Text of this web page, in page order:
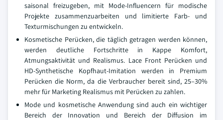
saisonal freizugeben, mit Mode-Influencern für modische
Projekte zusammenzuarbeiten und limitierte Farb- und
Texturmischungen zu entwickeln.
Kosmetische Perücken, die täglich getragen werden können,
werden deutliche Fortschritte in Kappe Komfort,
Atmungsaktivität und Realismus. Lace Front Perücken und
HD-Synthetische Kopfhaut-Imitation werden in Premium
Perücken die Norm, da die Verbraucher bereit sind, 25–30%
mehr für Marketing Realismus mit Perücken zu zahlen.
Mode und kosmetische Anwendung sind auch ein wichtiger
Bereich der Innovation und Bereich der Diffusion im